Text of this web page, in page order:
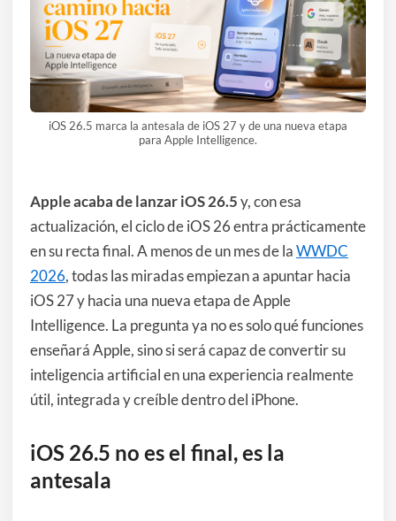
iOS 26.5 marca la antesala de iOS 27 y de una nueva etapa
para Apple Intelligence.
Apple acaba de lanzar iOS 26.5y, con esa
actualización, el ciclo de iOS 26 entra prácticamente
en su recta final. A menos de un mes de laWWDC
2026, todas las miradas empiezan a apuntar hacia
iOS 27 y hacia una nueva etapa de Apple
Intelligence. La pregunta ya no es solo qué funciones
enseñará Apple, sino si será capaz de convertir su
inteligencia artificial en una experiencia realmente
útil, integrada y creíble dentro del iPhone.
iOS 26.5 no es el final, es la
antesala